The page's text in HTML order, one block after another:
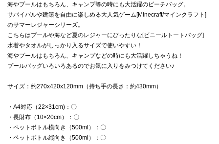
海やプールはもちろん、キャンプ等の時にも大活躍のビーチバッグ。
サバイバルや建築を自由に楽しめる大人気ゲーム[Minecraft/マインクラフト]
のサマーレジャーシリーズ。
こちらはプールや海など夏のレジャーにぴったりな[ビニールトートバッグ]
水着やタオルがしっかり入るサイズで使いやすい！
海やプールはもちろん、キャンプなどの時にも大活躍しちゃうね！
プールバッグいろいろあるのでお気に入りをみつけてください♪
サイズ：約270x420x120mm（持ち手の長さ：約430mm）
・A4対応（22×31cm)：〇
・長財布（10×20cm）：〇
・ペットボトル横向き（500ml）：〇
・ペットボトル縦向き（500ml）：〇